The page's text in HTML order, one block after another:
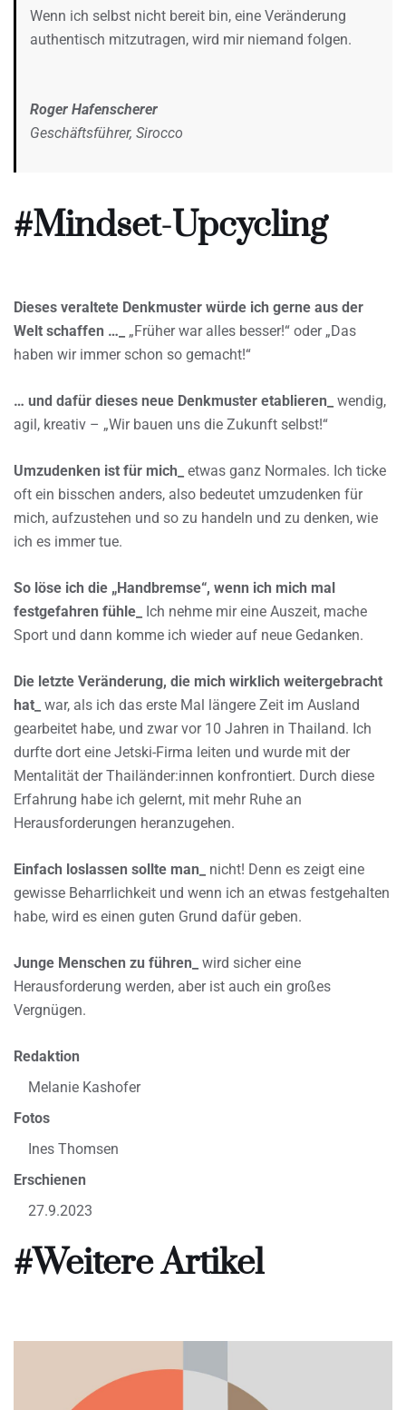
Wenn ich selbst nicht bereit bin, eine Veränderung
authentisch mitzutragen, wird mir niemand folgen.
Roger Hafenscherer
Geschäftsführer, Sirocco
#Mindset-Upcycling
Dieses veraltete Denkmuster würde ich gerne aus der
Welt schaffen …_
„Früher war alles besser!“ oder „Das
haben wir immer schon so gemacht!“
… und dafür dieses neue Denkmuster etablieren_
wendig,
agil, kreativ – „Wir bauen uns die Zukunft selbst!“
Umzudenken ist für mich_
etwas ganz Normales. Ich ticke
oft ein bisschen anders, also bedeutet umzudenken für
mich, aufzustehen und so zu handeln und zu denken, wie
ich es immer tue.
So löse ich die „Handbremse“, wenn ich mich mal
festgefahren fühle_
Ich nehme mir eine Auszeit, mache
Sport und dann komme ich wieder auf neue Gedanken.
Die letzte Veränderung, die mich wirklich weitergebracht
hat_ war, als ich das erste Mal längere Zeit im Ausland
gearbeitet habe, und zwar vor 10 Jahren in Thailand. Ich
durfte dort eine Jetski-Firma leiten und wurde mit der
Mentalität der Thailänder:innen konfrontiert. Durch diese
Erfahrung habe ich gelernt, mit mehr Ruhe an
Herausforderungen heranzugehen.
Einfach loslassen sollte man_
nicht! Denn es zeigt eine
gewisse Beharrlichkeit und wenn ich an etwas festgehalten
habe, wird es einen guten Grund dafür geben.
Junge Menschen zu führen_
wird sicher eine
Herausforderung werden, aber ist auch ein großes
Vergnügen.
Redaktion
Melanie Kashofer
Fotos
Ines Thomsen
Erschienen
27.9.2023
#Weitere Artikel